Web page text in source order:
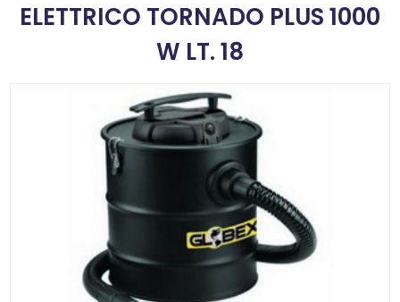
ELETTRICO TORNADO PLUS 1000
W LT. 18